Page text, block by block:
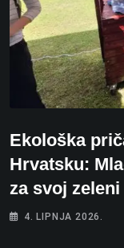
Ekološka
Hrvatsku:
za svoj
4. LIPNJA 2026.